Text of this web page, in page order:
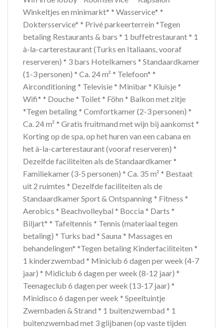
Winkeltjes en minimarkt* * Wasservice* *
Doktersservice* * Privé parkeerterrein *Tegen
betaling Restaurants & bars * 1 buffetrestaurant * 1
à-la-carterestaurant (Turks en Italiaans, vooraf
reserveren) * 3 bars Hotelkamers * Standaardkamer
(1-3 personen) * Ca. 24 m² * Telefoon* *
Airconditioning * Televisie * Minibar * Kluisje *
Wifi* * Douche * Toilet * Föhn * Balkon met zitje
*Tegen betaling * Comfortkamer (2-3 personen) *
Ca. 24 m² * Gratis fruitmand met wijn bij aankomst *
Korting op de spa, op het huren van een cabana en
het à-la-carterestaurant (vooraf reserveren) *
Dezelfde faciliteiten als de Standaardkamer *
Familiekamer (3-5 personen) * Ca. 35 m² * Bestaat
uit 2 ruimtes * Dezelfde faciliteiten als de
Standaardkamer Sport & Ontspanning * Fitness *
Aerobics * Beachvolleybal * Boccia * Darts *
Biljart* * Tafeltennis * Tennis (materiaal tegen
betaling) * Turks bad * Sauna * Massages en
behandelingen* *Tegen betaling Kinderfaciliteiten *
1 kinderzwembad * Miniclub 6 dagen per week (4-7
jaar) * Midiclub 6 dagen per week (8-12 jaar) *
Teenageclub 6 dagen per week (13-17 jaar) *
Minidisco 6 dagen per week * Speeltuintje
Zwembaden & Strand * 1 buitenzwembad * 1
buitenzwembad met 3 glijbanen (op vaste tijden